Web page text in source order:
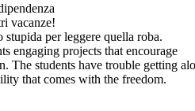
vacanze!
per leggere quella roba.
engaging projects that encourage
The students have trouble getting
that comes with the freedom.